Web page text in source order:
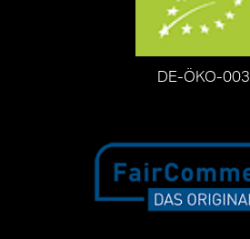
DE-ÖKO-003